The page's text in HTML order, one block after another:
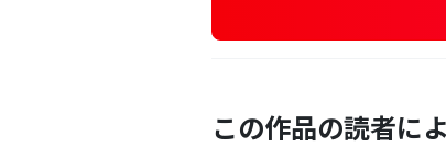
この作品の読者に